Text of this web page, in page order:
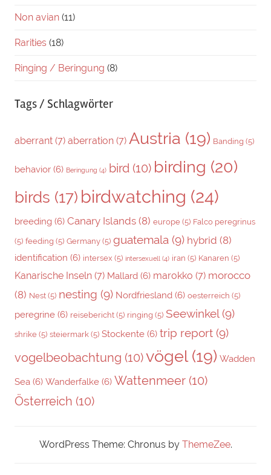
Non avian (11)
Rarities (18)
Ringing / Beringung (8)
Tags / Schlagwörter
aberrant (7) aberration (7) Austria (19) Banding (5)
behavior (6) Beringung (4) bird (10) birding (20)
birds (17) birdwatching (24)
breeding (6) Canary Islands (8) europe (5) Falco peregrinus
(5) feeding (5) Germany (5) guatemala (9) hybrid (8)
identification (6) intersex (5) intersexuell (4) iran (5) Kanaren (5)
Kanarische Inseln (7) Mallard (6) marokko (7) morocco
(8) Nest (5) nesting (9) Nordfriesland (6) oesterreich (5)
peregrine (6) reisebericht (5) ringing (5) Seewinkel(9)
shrike (5) steiermark (5) Stockente (6) trip report (9)
vogelbeobachtung (10)vögel(19) Wadden
Sea (6) Wanderfalke (6) Wattenmeer (10)
Österreich (10)
WordPress Theme: Chronus by ThemeZee.